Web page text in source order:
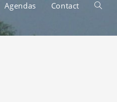
Agendas Contact Toggle